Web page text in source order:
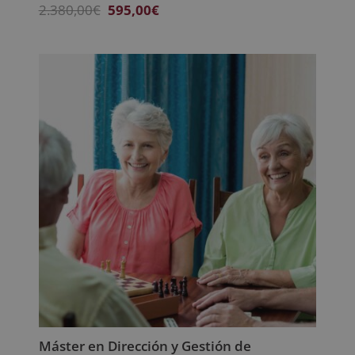
2.380,00€ El
595,00€El
Máster en Dirección y Gestión de